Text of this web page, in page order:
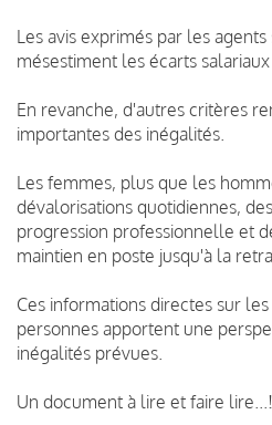
Les avis exprimés par les
mésestiment les écarts salariaux
En revanche, d'autres critères
importantes des inégalités.
Les femmes, plus que les
dévalorisations quotidiennes,
progression professionnelle et
maintien en poste jusqu'à la
Ces informations directes sur
personnes apportent une
inégalités prévues.
Un document à lire et faire